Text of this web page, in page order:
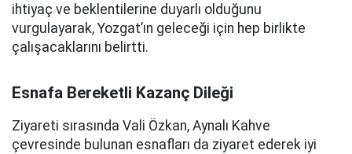
ihtiyaç ve beklentilerine duyarlı olduğunu
vurgulayarak, Yozgat’ın geleceği için hep birlikte
çalışacaklarını belirtti.
Esnafa Bereketli Kazanç Dileği
Ziyareti sırasında Vali Özkan, Aynalı Kahve
çevresinde bulunan esnafları da ziyaret ederek iyi